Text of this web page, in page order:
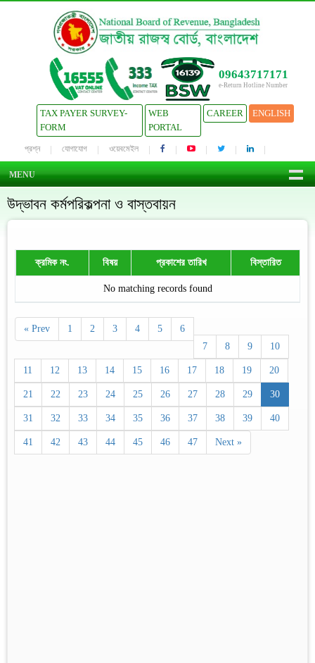
09643717171
e-Return Hotline Number
TAX PAYER SURVEY-
FORM
WEB
PORTAL
CAREER ENGLISH
প্রশ্ন যোগাযোগ ওয়েবমেইল
MENU
উদ্ভাবন কর্মপরিকল্পনা ও বাস্তবায়ন
ক্রমিক নং. বিষয় প্রকাশের তারিখ বিস্তারিত
No matching records found
« Prev 1 2 3 4 5
6
7
8 9 10
11 12 13 14 15 16 17 18 19 20
21 22 23 24 25 26 27 28 29 30
31 32 33 34 35 36 37 38 39 40
41 42 43 44 45 46 47 Next »